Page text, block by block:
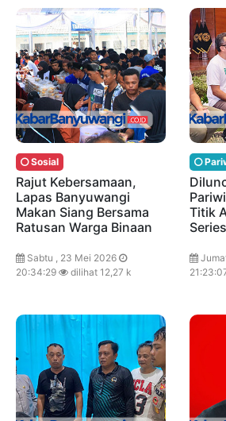
Sosial
Rajut Kebersamaan,
Lapas Banyuwangi
Makan Siang Bersama
Ratusan Warga Binaan
Sabtu , 23 Mei 2026
20:34:29
dilihat 12,27 k
Titik